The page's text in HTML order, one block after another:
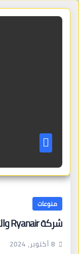
منوعات
شركة Ryanair والتغيرات الجديدة
8 أكتوبر، 2024